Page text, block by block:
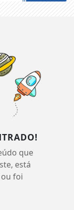
que
está
foi